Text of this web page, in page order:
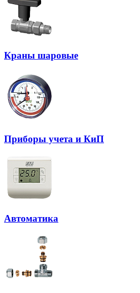
Краны шаровые
Приборы учета и КиП
Автоматика